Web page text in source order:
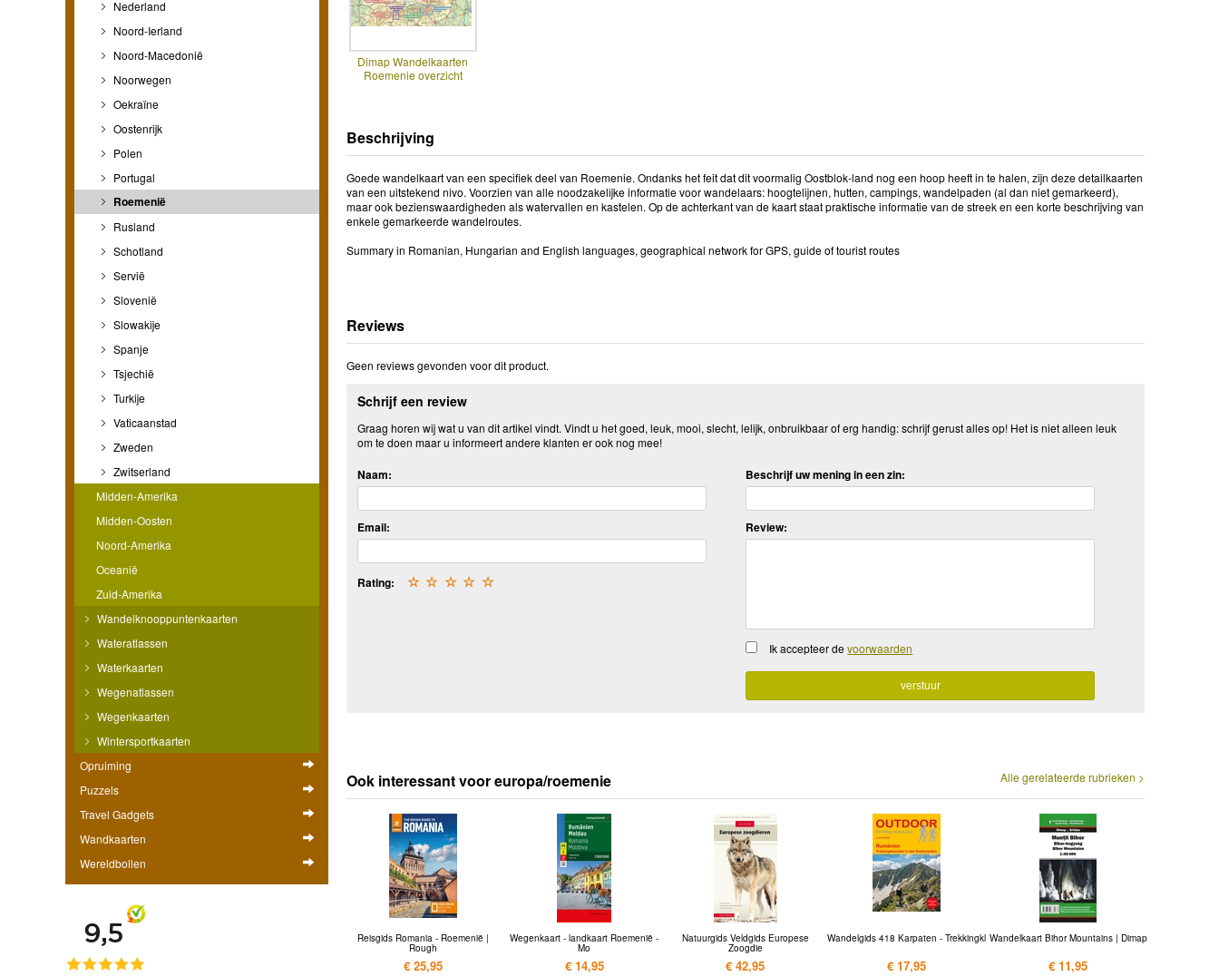
Nederland
Noord-Ierland
Noord-Macedonië
Noorwegen
Oekraïne
Oostenrijk
Polen
Portugal
Roemenië
Rusland
Schotland
Servië
Slovenië
Slowakije
Spanje
Tsjechië
Turkije
Vaticaanstad
Zweden
Zwitserland
Midden-Amerika
Midden-Oosten
Noord-Amerika
Oceanië
Zuid-Amerika
Wandelknooppuntenkaarten
Wateratlassen
Waterkaarten
Wegenatlassen
Wegenkaarten
Wintersportkaarten
Opruiming
Puzzels
Travel Gadgets
Wandkaarten
Wereldbollen
Dimap Wandelkaarten
Roemenie overzicht
Beschrijving
Goede wandelkaart van een specifiek deel van Roemenie. Ondanks het feit dat dit voormalig Oostblok-land nog een hoop heeft in te halen, zijn deze detailkaarten
van een uitstekend nivo. Voorzien van alle noodzakelijke informatie voor wandelaars: hoogtelijnen, hutten, campings, wandelpaden (al dan niet gemarkeerd),
maar ook bezienswaardigheden als watervallen en kastelen. Op de achterkant van de kaart staat praktische informatie van de streek en een korte beschrijving van
enkele gemarkeerde wandelroutes.
Summary in Romanian, Hungarian and English languages, geographical network for GPS, guide of tourist routes
Reviews
Geen reviews gevonden voor dit product.
Schrijf een review
Graag horen wij wat u van dit artikel vindt. Vindt u het goed, leuk, mooi, slecht, lelijk, onbruikbaar of erg handig: schrijf gerust alles op! Het is niet alleen leuk
om te doen maar u informeert andere klanten er ook nog mee!
Naam:
Email:
Rating: ☆
☆
☆
☆
☆
Beschrijf uw mening in een zin:
Review:
Ik accepteer devoorwaarden
Alle gerelateerde rubrieken >
Ook interessant voor europa/roemenie
Reisgids Romania - Roemenië |
Rough
€ 25,95
Wegenkaart - landkaart Roemenië -
Mo
€ 14,95
Natuurgids Veldgids Europese
Zoogdie
€ 42,95
Wandelgids 418 Karpaten - Trekkingkl
€ 17,95
Wandelkaart Bihor Mountains | Dimap
€ 11,95